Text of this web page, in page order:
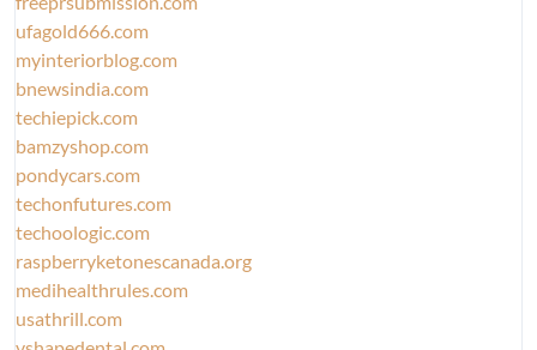
ufagold666.com
myinteriorblog.com
bnewsindia.com
techiepick.com
bamzyshop.com
pondycars.com
techonfutures.com
techoologic.com
raspberryketonescanada.org
medihealthrules.com
usathrill.com